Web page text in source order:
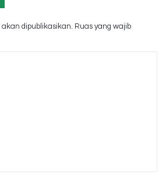
dipublikasikan. Ruas yang wajib